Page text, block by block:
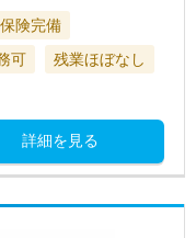
険完備
可 残業ほぼなし
詳細を見る